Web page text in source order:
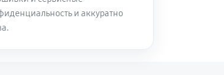
и аккуратно